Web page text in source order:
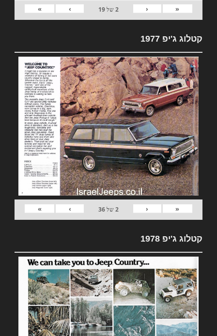
«
‹
2של19
›
»
קטלוג ג'יפ 1977
«
‹
2של36
›
»
קטלוג ג'יפ 1978